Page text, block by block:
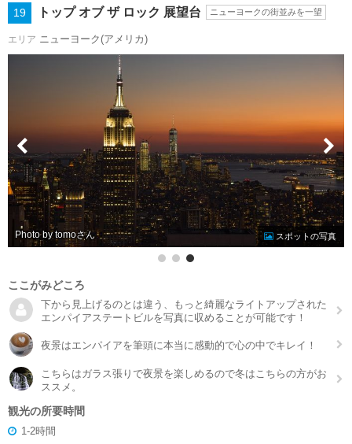
19 トップ オブ ザ ロック 展望台 ニューヨークの街並みを一望
エリア ニューヨーク(アメリカ)
Photo by tomo スポットの写真
ここがみどころ
下から見上げるのとは違う、もっと綺麗なライトアップされた
エンパイアステートビルを写真に収めることが可能です！
夜景はエンパイアを筆頭に本当に感動的で心の中でキレイ！
こちらはガラス張りで夜景を楽しめるので冬はこちらの方がお
ススメ。
観光の所要時間
1-2時間